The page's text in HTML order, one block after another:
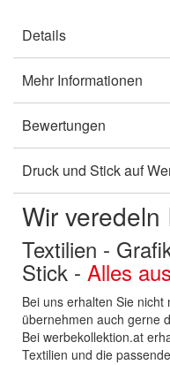
Details
Mehr Informationen
Bewertungen
Druck und Stick auf
Wir
Textilien -
Stick - Alles
Bei uns erhalten Sie
übernehmen auch gerne
Bei werbekollektion.at
Textilien und die